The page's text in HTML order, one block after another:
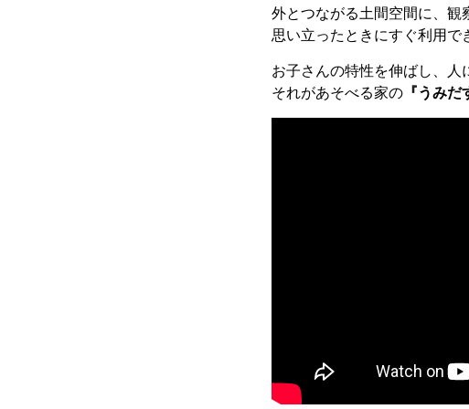
外とつながる土間空間に、観
思い立ったときにすぐ利用で
お子さんの特性を伸ばし、人
それがあそべる家の 『うみだ